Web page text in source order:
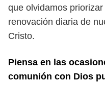
que olvidamos
renovación diaria de
Cristo.
Piensa en las
comunión con Dios